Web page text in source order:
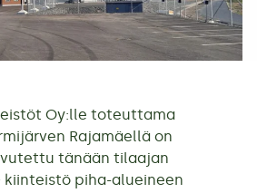
Oy:lle toteuttama
Rajamäellä on
tänään tilaajan
kiinteistö piha-alueineen